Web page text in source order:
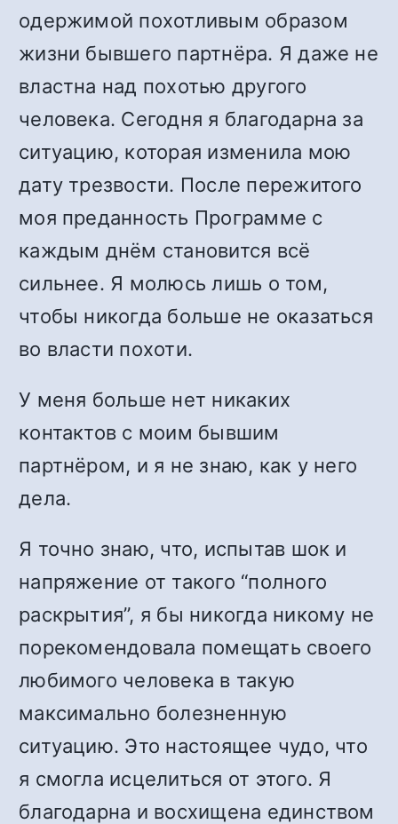
одержимой похотливым образом
жизни бывшего партнёра. Я даже не
властна над похотью другого
человека. Сегодня я благодарна за
ситуацию, которая изменила мою
дату трезвости. После пережитого
моя преданность Программе с
каждым днём становится всё
сильнее. Я молюсь лишь о том,
чтобы никогда больше не оказаться
во власти похоти.
У меня больше нет никаких
контактов с моим бывшим
партнёром, и я не знаю, как у него
дела.
Я точно знаю, что, испытав шок и
напряжение от такого “полного
раскрытия”, я бы никогда никому не
порекомендовала помещать своего
любимого человека в такую
максимально болезненную
ситуацию. Это настоящее чудо, что
я смогла исцелиться от этого. Я
благодарна и восхищена единством